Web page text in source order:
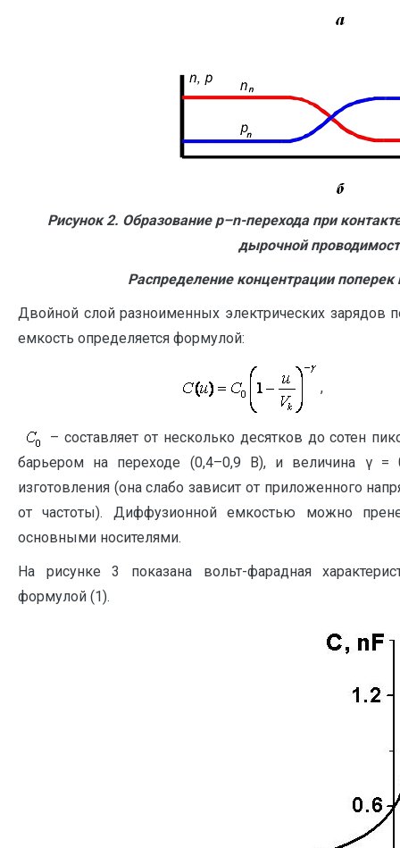
Рисунок 2. Образование p–n-перехода при
дырочной
Распределение концентрации поперек
Двойной слой разноименных электрических зарядов
емкость определяется формулой:
,
– составляет от несколько десятков до сотен
барьером на переходе (0,4–0,9 В), и величина γ =
изготовления (она слабо зависит от приложенного
от частоты). Диффузионной емкостью можно
основными носителями.
На рисунке 3 показана вольт-фарадная
формулой (1).